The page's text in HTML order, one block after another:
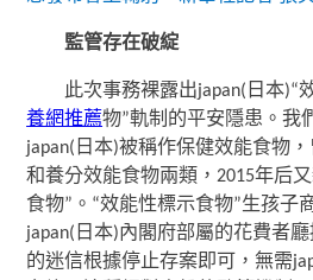
監管存在破綻
此次事務裸露出japan(日本)“
養網推薦物”軌制的平安隱患。我
japan(日本)被稱作保健效能食物
和養分效能食物兩類，2015年后
食物”。“效能性標示食物”生孩子
japan(日本)內閣府部屬的花費者
的迷信根據停止存案即可，無需